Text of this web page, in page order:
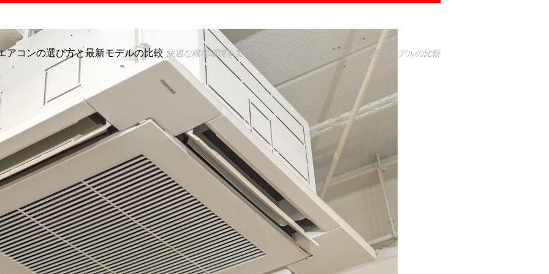
アコンの選び方と最新モデルの比較 快適な職場環境を実現する業務用エアコンの選び方と最新モデルの比較